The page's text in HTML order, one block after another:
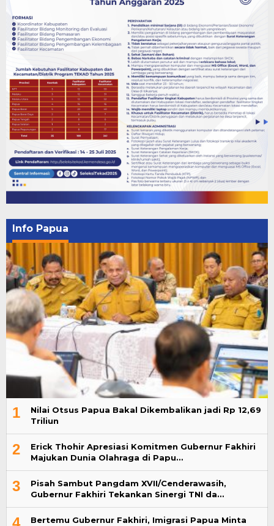
Info Papua
1
Nilai Otsus Papua Bakal Dikembalikan jadi Rp 12,69
Triliun
2
Erick Thohir Apresiasi Komitmen Gubernur Fakhiri
Majukan Dunia Olahraga di Papu…
3
Pisah Sambut Pangdam XVII/Cenderawasih,
Gubernur Fakhiri Tekankan Sinergi TNI da…
Bertemu Gubernur Fakhiri, Imigrasi Papua Minta